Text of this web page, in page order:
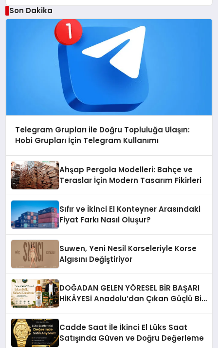
Son Dakika
Telegram Grupları ile Doğru Topluluğa Ulaşın:
Hobi Grupları İçin Telegram Kullanımı
Ahşap Pergola Modelleri: Bahçe ve
Teraslar İçin Modern Tasarım Fikirleri
Sıfır ve İkinci El Konteyner Arasındaki
Fiyat Farkı Nasıl Oluşur?
Suwen, Yeni Nesil Korseleriyle Korse
Algısını Değiştiriyor
DOĞADAN GELEN YÖRESEL BİR BAŞARI
HİKÂYESİ Anadolu’dan Çıkan Güçlü Bir
Cadde Saat İle İkinci El Lüks Saat
Satışında Güven ve Doğru Değerleme